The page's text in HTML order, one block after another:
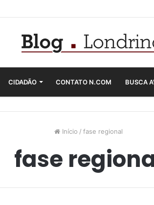
CIDADÃO CONTATO N.COM BUSCA
Início / fase regional
fase